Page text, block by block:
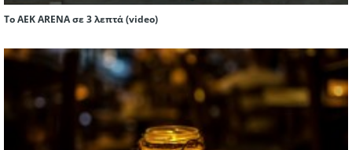
To AEK ARENA σε 3 λεπτά (video)